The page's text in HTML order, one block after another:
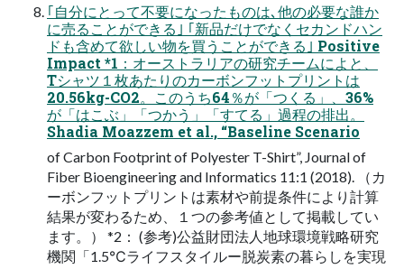
｢⾃分にとって不要になったものは､他の必要な誰か
に売ることができる｣ ｢新品だけでなくセカンドハン
ドも含めて欲しい物を買うことができる｣ Positive
Impact *1：オーストラリアの研究チームによと、
Tシャツ１枚あたりのカーボンフットプリントは
20.56kg-CO2。このうち64％が「つくる」、36%
が「はこぶ」「つかう」「すてる」過程の排出。
Shadia Moazzem et al., “Baseline Scenario
of Carbon Footprint of Polyester T-Shirt”, Journal of
Fiber Bioengineering and Informatics 11:1 (2018). （カ
ーボンフットプリントは素材や前提条件により計算
結果が変わるため、１つの参考値として掲載してい
ます。） *2： (参考)公益財団法⼈地球環境戦略研究
機関「1.5℃ライフスタイルー脱炭素の暮らしを実現